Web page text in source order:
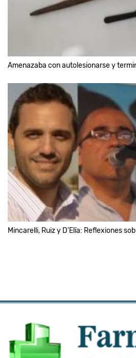
Amenazaba con autolesionarse y
Mincarelli, Ruiz y D'Elía: Reflexiones